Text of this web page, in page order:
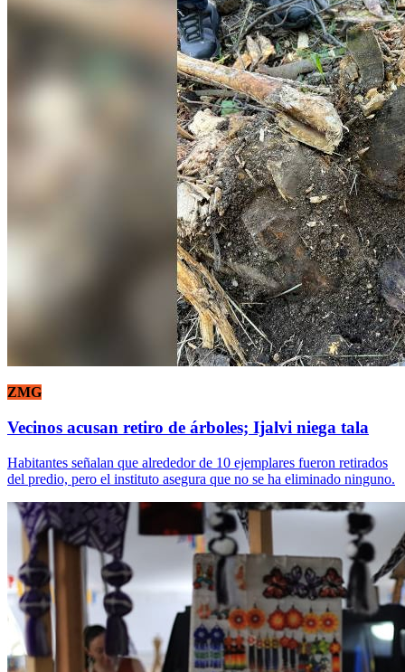
ZMG
Vecinos acusan retiro de árboles; Ijalvi niega tala
Habitantes señalan que alrededor de 10 ejemplares fueron retirados
del predio, pero el instituto asegura que no se ha eliminado ninguno.